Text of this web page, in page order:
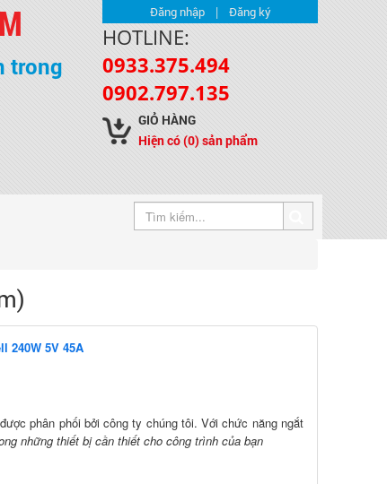
trong
Đăng nhập | Đăng ký
HOTLINE:
0933.375.494
0902.797.135
GIỎ HÀNG
Hiện có(0)sản phẩm
240W 5V 45A
được phân phối bởi công ty chúng tôi. Với chức năng ngắt
những thiết bị cần thiết cho công trình của bạn